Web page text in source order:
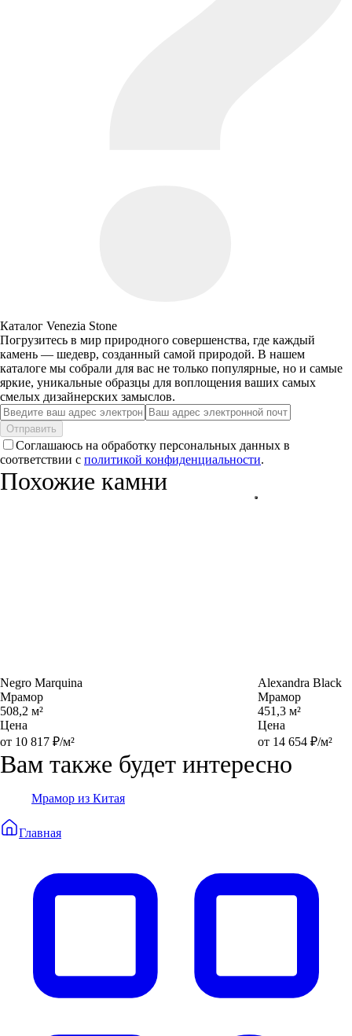
Каталог Venezia Stone
Погрузитесь в мир природного совершенства, где каждый
камень — шедевр, созданный самой природой. В нашем
каталоге мы собрали для вас не только популярные, но и самые
яркие, уникальные образцы для воплощения ваших самых
смелых дизайнерских замыслов.
Отправить
Соглашаюсь на обработку персональных данных в
соответствии с политикой конфиденциальности.
Похожие камни
Negro Marquina
Мрамор
508,2 м²
Цена
от 10 817 ₽/м²
Alexandra Black
Мрамор
451,3 м²
Цена
от 14 654 ₽/м²
Вам также будет интересно
Мрамор из Китая
Главная